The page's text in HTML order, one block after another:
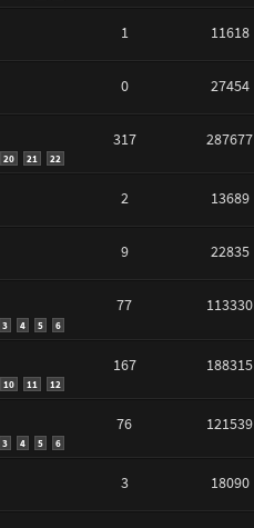
1 11618
0 27454
20 21 22
317 287677
2 13689
9 22835
3 4 5 6
77 113330
10 11 12
167 188315
3 4 5 6
76 121539
3 18090